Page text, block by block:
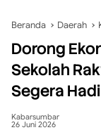
Beranda Daerah
Dorong
Sekolah
Segera
Kabarsumbar
26 Juni 2026